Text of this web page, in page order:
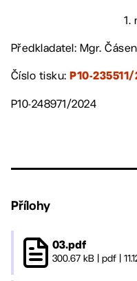
1.
Předkladatel: Mgr.
Číslo tisku:P10-
P10-248971/2024
Přílohy
03.pdf
300.67 kB pdf